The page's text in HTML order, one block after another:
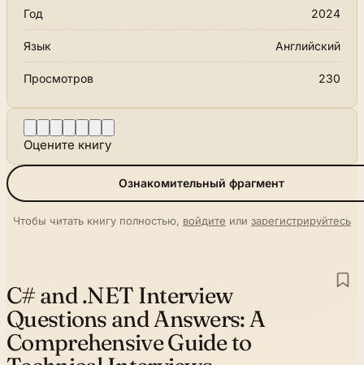
Год 2024
Язык Английский
Просмотров 230
Оцените книгу
Ознакомительный фрагмент
Чтобы читать книгу полностью, войдите или зарегистрируйтесь
C# and .NET Interview
Questions and Answers:A
Comprehensive Guide to